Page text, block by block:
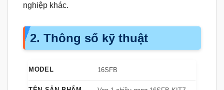
nghiệp khác.
2. Thông số kỹ thuật
MODEL 16SFB